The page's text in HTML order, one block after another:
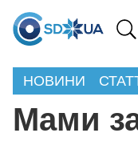
НОВИНИ
Мами